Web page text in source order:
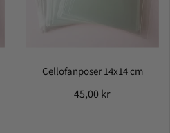
Cellofanposer 14x14 cm
45,00 kr